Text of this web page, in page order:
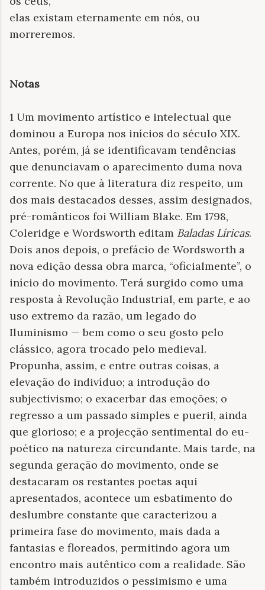
elas existam eternamente em nós, ou
morreremos.
Notas
1 Um movimento artístico e intelectual que
dominou a Europa nos inícios do século XIX.
Antes, porém, já se identificavam tendências
que denunciavam o aparecimento duma nova
corrente. No que à literatura diz respeito, um
dos mais destacados desses, assim designados,
pré-românticos foi William Blake. Em 1798,
Coleridge e Wordsworth editam Baladas Líricas.
Dois anos depois, o prefácio de Wordsworth a
nova edição dessa obra marca, “oficialmente”, o
início do movimento. Terá surgido como uma
resposta à Revolução Industrial, em parte, e ao
uso extremo da razão, um legado do
Iluminismo — bem como o seu gosto pelo
clássico, agora trocado pelo medieval.
Propunha, assim, e entre outras coisas, a
elevação do indivíduo; a introdução do
subjectivismo; o exacerbar das emoções; o
regresso a um passado simples e pueril, ainda
que glorioso; e a projecção sentimental do eu-
poético na natureza circundante. Mais tarde, na
segunda geração do movimento, onde se
destacaram os restantes poetas aqui
apresentados, acontece um esbatimento do
deslumbre constante que caracterizou a
primeira fase do movimento, mais dada a
fantasias e floreados, permitindo agora um
encontro mais autêntico com a realidade. São
também introduzidos o pessimismo e uma